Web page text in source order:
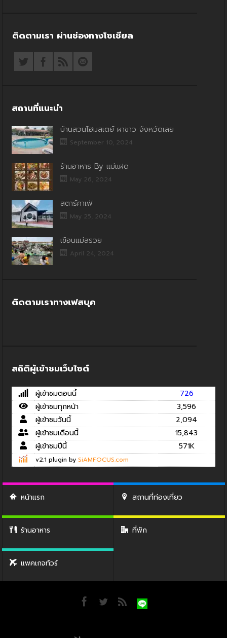
ติดตามเรา ผ่านช่องทางโซเชียล
สถานที่แนะนำ
บ้านสวนโฮมสเตย์ ผาขาว จังหวัดเลย
September 10, 2024
ร้านอาหาร By แม่แฝด
May 26, 2024
สตาร์คาเฟ่
May 25, 2024
เขื่อนแม่สรวย
April 24, 2024
ติดตามเราทางเฟสบุค
สถิติผู้เข้าชมเว็บไซต์
ผู้เข้าชมตอนนี้
726
ผู้เข้าชมทุกหน้า
3,596
ผู้เข้าชมวันนี้
2,094
ผู้เข้าชมเดือนนี้
15,843
ผู้เข้าชมปีนี้
571K
v2.1 plugin by SiAMFOCUS.com
หน้าแรก สถานที่ท่องเที่ยว
ร้านอาหาร ที่พัก
แพคเกจทัวร์